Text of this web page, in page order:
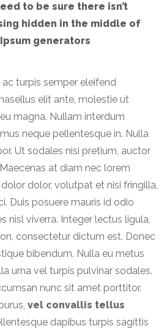
to be sure there isn’t
hidden in the middle of
generators
turpis semper eleifend
elit ante, molestie ut
magna. Nullam interdum
neque pellentesque in. Nulla
Ut sodales nisi pretium, auctor
at diam nec lorem
dolor, volutpat et nisi fringilla,
Duis posuere mauris id odio
nisl viverra. Integer lectus ligula,
consectetur dictum est. Donec
bibendum. Nulla eu metus
urna vel turpis pulvinar sodales.
nunc sit amet porttitor.
vel convallis tellus
dapibus turpis sagittis